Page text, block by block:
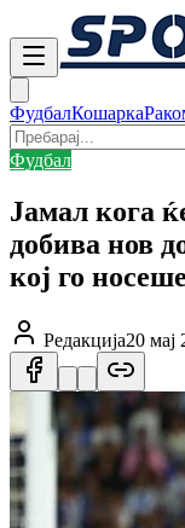
ФудбалКошарка
Фудбал
Јамал кога
добива нов
кој го
Редакција20 мај